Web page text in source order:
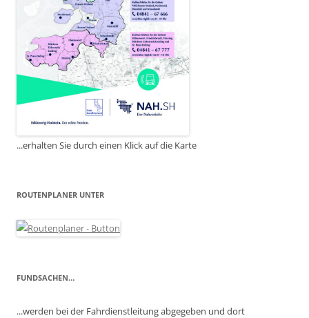
...erhalten Sie durch einen Klick auf die Karte
ROUTENPLANER UNTER
FUNDSACHEN…
...werden bei der Fahrdienstleitung abgegeben und dort